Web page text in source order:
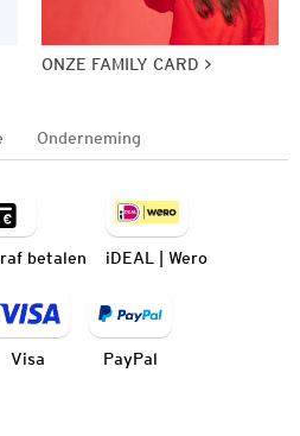
ONZE FAMILY CARD
Onderneming
betalen iDEAL | Wero
Visa PayPal